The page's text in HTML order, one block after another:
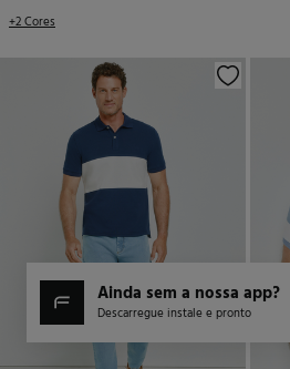
+2 Cores
ainda sem a nossa app?
Descarregue instale e pronto